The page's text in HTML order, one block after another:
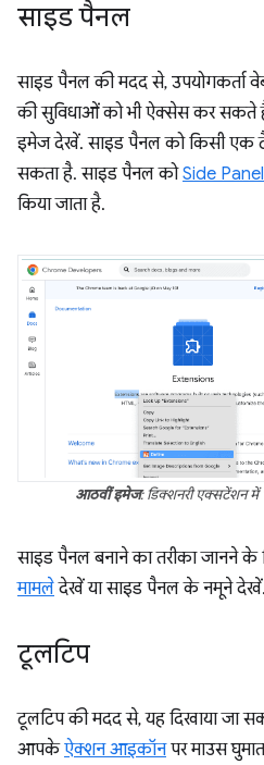
साइड पैनल
साइड पैनल की मदद से, उपयोगकर्ता
की सुविधाओं को भी ऐक्सेस कर सकते
इमेज देखें. साइड पैनल को किसी एक टैब
सकता है. साइड पैनल कोSide
किया जाता है.
आठवीं इमेज: डिक्शनरी एक्सटेंशन में
साइड पैनल बनाने का तरीका जानने के
मामलेदेखें या साइड पैनल के नमूने देखें.
टूलटिप
टूलटिप की मदद से, यह दिखाया जा
आपकेऐक्शन आइकॉनपर माउस